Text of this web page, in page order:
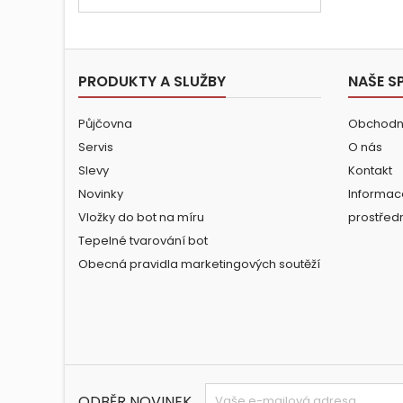
PRODUKTY A SLUŽBY
Půjčovna
Servis
Slevy
Novinky
Vložky do bot na míru
Tepelné tvarování bot
Obecná pravidla marketingových soutěží
NAŠE
O nás
Kontakt